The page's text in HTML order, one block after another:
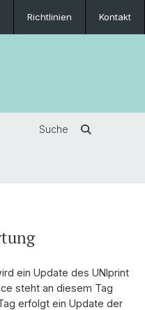
Richtlinien Kontakt
Suche
ein Update des UNIprint
steht an diesem Tag
erfolgt ein Update der